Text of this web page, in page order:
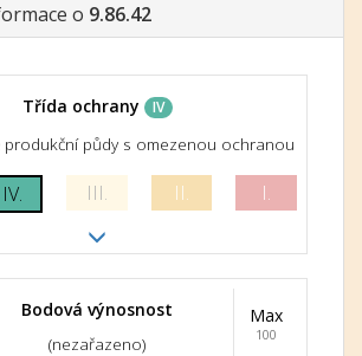
o 9.86.42
Třída ochrany IV
produkční půdy s omezenou ochranou
IV. III. II. I.
Bodová výnosnost
(nezařazeno)
Max
100